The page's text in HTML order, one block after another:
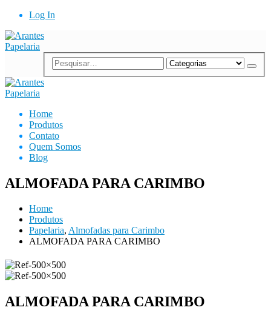
Log In
Home
Produtos
Contato
Quem Somos
Blog
ALMOFADA PARA CARIMBO
Home
Produtos
Papelaria, Almofadas para Carimbo
ALMOFADA PARA CARIMBO
ALMOFADA PARA CARIMBO